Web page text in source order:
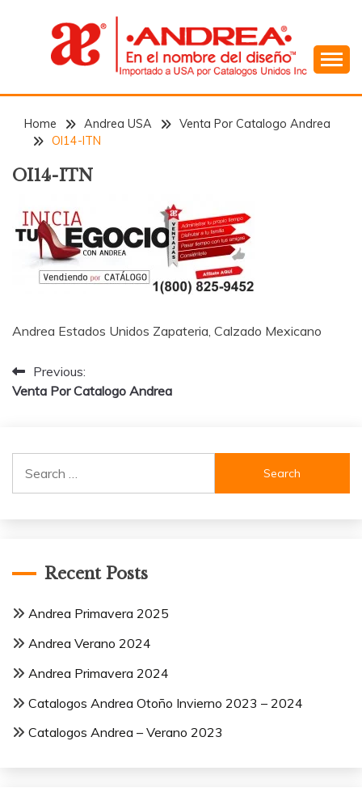
ANDREA
Home Andrea USA
Venta Por Catalogo Andrea
OI14-ITN
OI14-ITN
Andrea Estados Unidos Zapateria, Calzado Mexicano
Post
navigation
Previous:
Venta Por Catalogo Andrea
for:
Recent Posts
Andrea Primavera 2025
Andrea Verano 2024
Andrea Primavera 2024
Catalogos Andrea Otoño Invierno 2023 – 2024
Catalogos Andrea – Verano 2023